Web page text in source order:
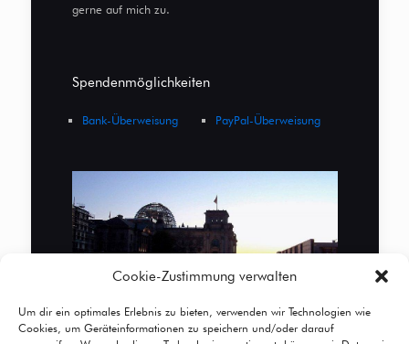
Cookie-Zustimmung verwalten
Um dir ein optimales Erlebnis zu bieten, verwenden wir Technologien wie
Cookies, um Geräteinformationen zu speichern und/oder darauf
gerne auf mich zu.
Spendenmöglichkeiten
Bank-Überweisung PayPal-Überweisung